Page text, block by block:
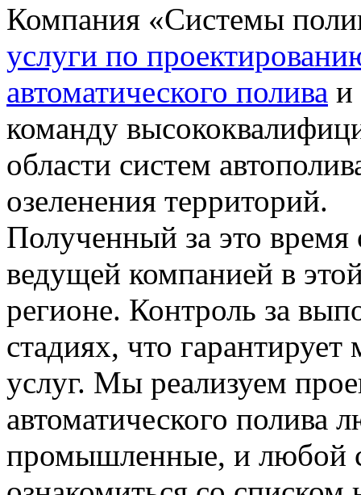
Компания «Системы
услуги по
автоматического полива и
команду
области систем
озеленения территорий.
Полученный за это время
ведущей компанией в
регионе. Контроль за
стадиях, что
услуг. Мы реализуем
автоматического
промышленные, и любой